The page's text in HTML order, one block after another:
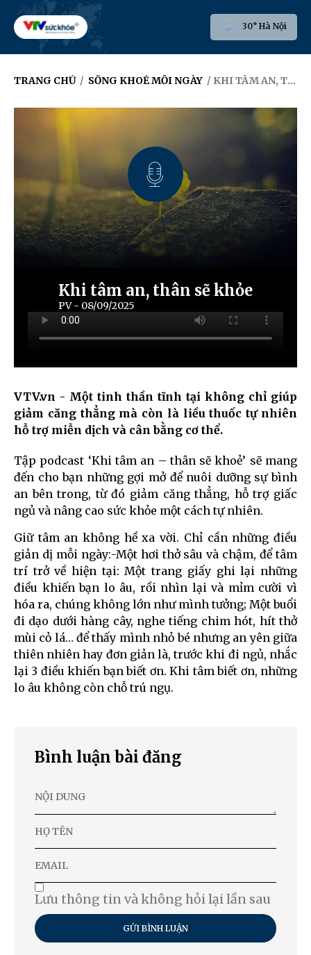
30° Hà Nội
TRANG CHỦ / SỐNG KHOẺ MỖI NGÀY / KHI TÂM AN, THÂN SẼ KHỎE
Khi tâm an, thân sẽ khỏe
PV - 08/09/2025
VTV.vn - Một tinh thần tĩnh tại không chỉ giúp
giảm căng thẳng mà còn là liều thuốc tự nhiên
hỗ trợ miễn dịch và cân bằng cơ thể.
Tập podcast ‘Khi tâm an – thân sẽ khoẻ’ sẽ mang
đến cho bạn những gợi mở để nuôi dưỡng sự bình
an bên trong, từ đó giảm căng thẳng, hỗ trợ giấc
ngủ và nâng cao sức khỏe một cách tự nhiên.
Giữ tâm an không hề xa vời. Chỉ cần những điều
giản dị mỗi ngày:-Một hơi thở sâu và chậm, để tâm
trí trở về hiện tại: Một trang giấy ghi lại những
điều khiến bạn lo âu, rồi nhìn lại và mỉm cười vì
hóa ra, chúng không lớn như mình tưởng; Một buổi
đi dạo dưới hàng cây, nghe tiếng chim hót, hít thở
mùi cỏ lá… để thấy mình nhỏ bé nhưng an yên giữa
thiên nhiên hay đơn giản là, trước khi đi ngủ, nhắc
lại 3 điều khiến bạn biết ơn. Khi tâm biết ơn, những
lo âu không còn chỗ trú ngụ.
Bình luận bài đăng
Lưu thông tin và không hỏi lại lần sau
GỬI BÌNH LUẬN